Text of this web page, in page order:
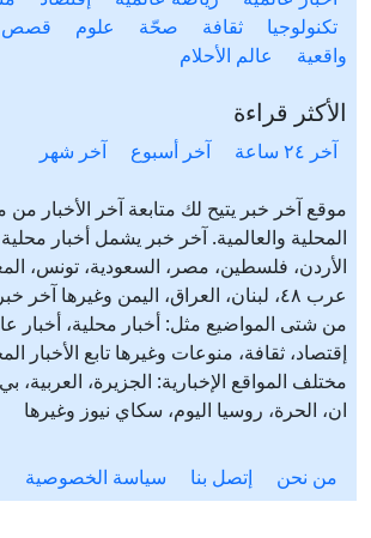
تكنولوجيا
ثقافة صحّة علوم قصص
واقعية
عالم الأحلام
الأكثر قراءة
آخر ٢٤ ساعة آخر أسبوع آخر شهر
موقع آخر خبر يتيح لك متابعة آخر الأخبار من
المحلية والعالمية. آخر خبر يشمل أخبار
الأردن، فلسطين، مصر، السعودية، تونس،
عرب ٤٨، لبنان، العراق، اليمن وغيرها آخر
من شتى المواضيع مثل: أخبار محلية، أخبار
إقتصاد، ثقافة، منوعات وغيرها تابع الأخبار
مختلف المواقع الإخبارية: الجزيرة،
ان، الحرة، روسيا اليوم، سكاي نيوز وغيرها
من نحن إتصل بنا سياسة الخصوصية